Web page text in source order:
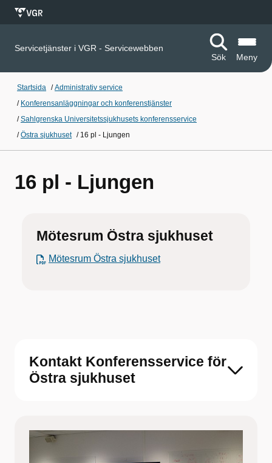
Servicetjänster i VGR - Servicewebben
Sök
Meny
Startsida /Administrativ service
/ Konferensanläggningar och konferenstjänster
/Sahlgrenska Universitetssjukhusets konferensservice
/Östra sjukhuset / 16 pl - Ljungen
16 pl - Ljungen
Mötesrum Östra sjukhuset
Mötesrum Östra sjukhuset
Kontakt Konferensservice för
Östra sjukhuset